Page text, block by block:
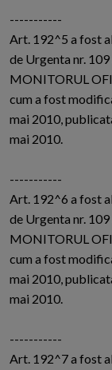
-----------
Art. 192^5 a fost
de Urgenta nr.
MONITORUL
cum a fost
mai 2010,
mai 2010.
-----------
Art. 192^6 a fost
de Urgenta nr.
MONITORUL
cum a fost
mai 2010,
mai 2010.
-----------
Art. 192^7 a fost